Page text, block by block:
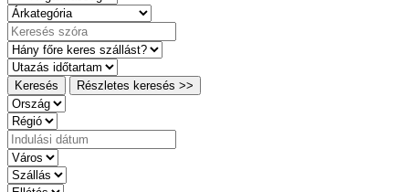
Keresés Részletes keresés >>